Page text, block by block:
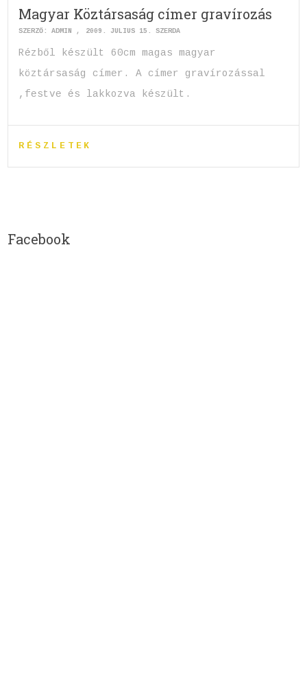
Magyar Köztársaság címer gravírozás
SZERZŐ:ADMIN 2009. JÚLIUS 15. SZERDA
Rézből készült 60cm magas magyar
köztársaság címer. A címer gravírozással
,festve és lakkozva készült.
RÉSZLETEK
Facebook